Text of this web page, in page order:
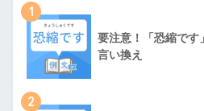
1
要注意！「恐縮です
言い換え
2